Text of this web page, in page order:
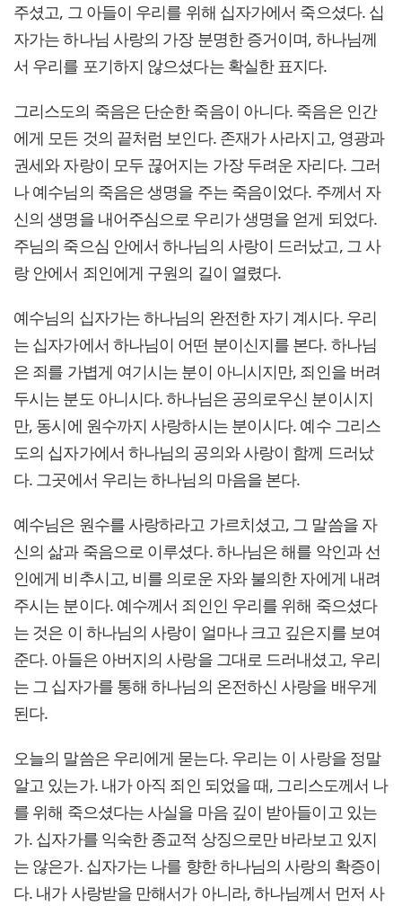
주셨고, 그 아들이 우리를 위해 십자가에서 죽으셨다. 십
자가는 하나님 사랑의 가장 분명한 증거이며, 하나님께
서 우리를 포기하지 않으셨다는 확실한 표지다.
그리스도의 죽음은 단순한 죽음이 아니다. 죽음은 인간
에게 모든 것의 끝처럼 보인다. 존재가 사라지고, 영광과
권세와 자랑이 모두 끊어지는 가장 두려운 자리다. 그러
나 예수님의 죽음은 생명을 주는 죽음이었다. 주께서 자
신의 생명을 내어주심으로 우리가 생명을 얻게 되었다.
주님의 죽으심 안에서 하나님의 사랑이 드러났고, 그 사
랑 안에서 죄인에게 구원의 길이 열렸다.
예수님의 십자가는 하나님의 완전한 자기 계시다. 우리
는 십자가에서 하나님이 어떤 분이신지를 본다. 하나님
은 죄를 가볍게 여기시는 분이 아니시지만, 죄인을 버려
두시는 분도 아니시다. 하나님은 공의로우신 분이시지
만, 동시에 원수까지 사랑하시는 분이시다. 예수 그리스
도의 십자가에서 하나님의 공의와 사랑이 함께 드러났
다. 그곳에서 우리는 하나님의 마음을 본다.
예수님은 원수를 사랑하라고 가르치셨고, 그 말씀을 자
신의 삶과 죽음으로 이루셨다. 하나님은 해를 악인과 선
인에게 비추시고, 비를 의로운 자와 불의한 자에게 내려
주시는 분이다. 예수께서 죄인인 우리를 위해 죽으셨다
는 것은 이 하나님의 사랑이 얼마나 크고 깊은지를 보여
준다. 아들은 아버지의 사랑을 그대로 드러내셨고, 우리
는 그 십자가를 통해 하나님의 온전하신 사랑을 배우게
된다.
오늘의 말씀은 우리에게 묻는다. 우리는 이 사랑을 정말
알고 있는가. 내가 아직 죄인 되었을 때, 그리스도께서 나
를 위해 죽으셨다는 사실을 마음 깊이 받아들이고 있는
가. 십자가를 익숙한 종교적 상징으로만 바라보고 있지
는 않은가. 십자가는 나를 향한 하나님의 사랑의 확증이
다. 내가 사랑받을 만해서가 아니라, 하나님께서 먼저 사